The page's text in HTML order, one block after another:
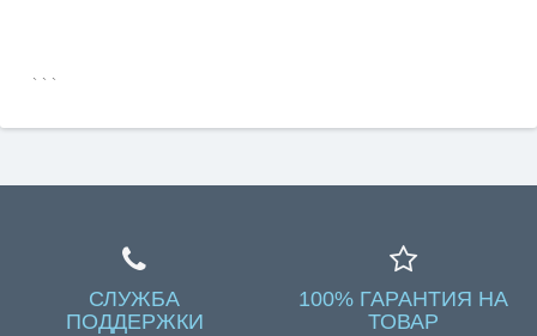
```
СЛУЖБА
ПОДДЕРЖКИ
100% ГАРАНТИЯ НА
ТОВАР